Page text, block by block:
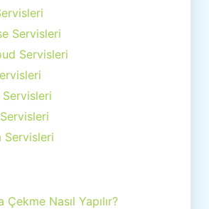
Servisleri
Servisleri
Servisleri
Çekme Nasıl Yapılır?